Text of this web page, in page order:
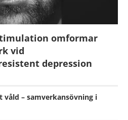
omformar
vid
depression
våld – samverkansövning i